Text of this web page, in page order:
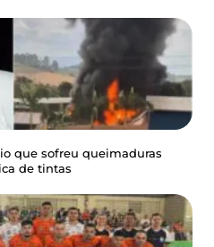
que sofreu queimaduras
de tintas